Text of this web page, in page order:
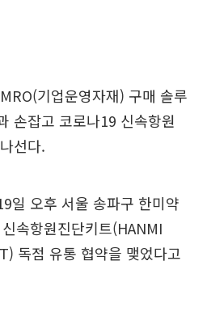
기업운영자재) 구매 솔루
손잡고 코로나19 신속항원
선다.
일 오후 서울 송파구 한미약
속항원진단키트(HANMI
독점 유통 협약을 맺었다고